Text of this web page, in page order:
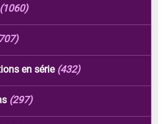
(1060)
en série (432)
(297)